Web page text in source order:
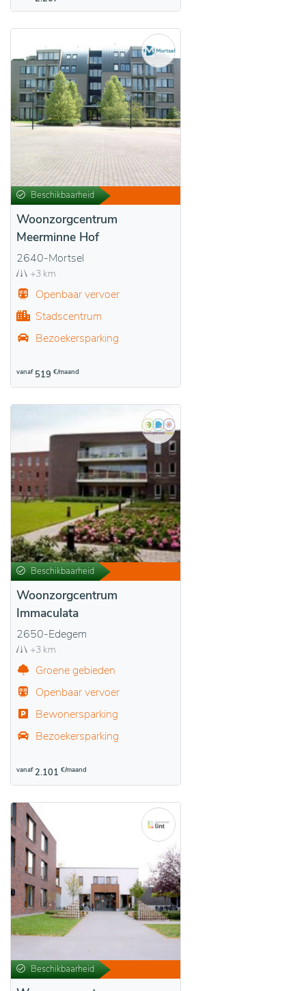
Beschikbaarheid
Woonzorgcentrum
Meerminne Hof
2640-Mortsel
+3 km
Openbaar vervoer
Stadscentrum
Bezoekersparking
vanaf 519 €/maand
Beschikbaarheid
Woonzorgcentrum
Immaculata
2650-Edegem
+3 km
Groene gebieden
Openbaar vervoer
Bewonersparking
Bezoekersparking
vanaf 2.101 €/maand
Beschikbaarheid